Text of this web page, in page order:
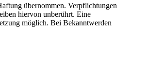
übernommen. Verpflichtungen
hiervon unberührt. Eine
möglich. Bei Bekanntwerden